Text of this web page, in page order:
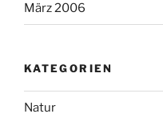
März 2006
KATEGORIEN
Natur